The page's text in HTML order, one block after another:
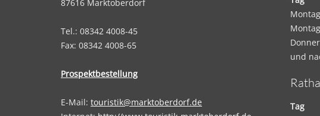
87616 Marktoberdorf
Tel.: 08342 4008-45
Fax: 08342 4008-65
Prospektbestellung
E-Mail: touristik@marktoberdorf.de
Montag
und
Tag